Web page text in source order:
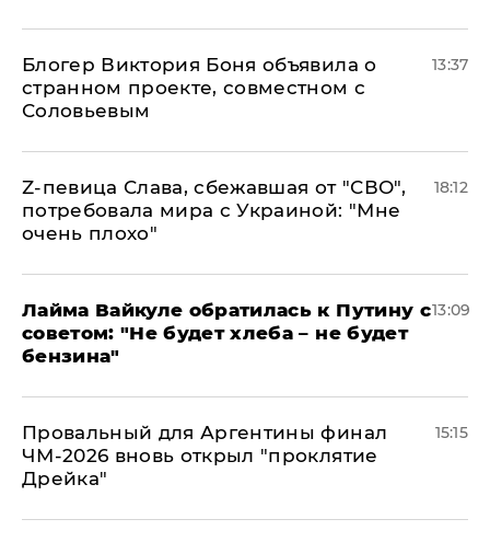
Блогер Виктория Боня объявила о
странном проекте, совместном с
Соловьевым
13:37
Z-певица Слава, сбежавшая от "СВО",
потребовала мира с Украиной: "Мне
очень плохо"
18:12
Лайма Вайкуле обратилась к Путину с
советом: "Не будет хлеба – не будет
бензина"
13:09
Провальный для Аргентины финал
ЧМ-2026 вновь открыл "проклятие
Дрейка"
15:15